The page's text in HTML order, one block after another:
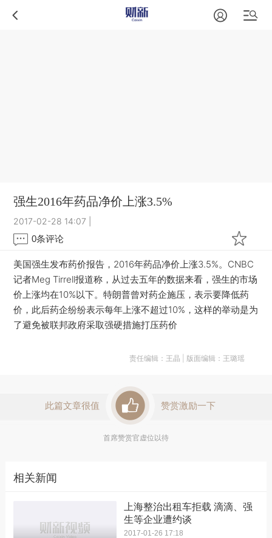
强生2016年药品净价上涨3.5%
2017-02-28 14:07
0条评论
美国强生发布药价报告，2016年药品净价上涨3.5%。CNBC
记者Meg Tirrell报道称，从过去五年的数据来看，强生的市场
价上涨均在10%以下。特朗普曾对药企施压，表示要降低药
价，此后药企纷纷表示每年上涨不超过10%，这样的举动是为
了避免被联邦政府采取强硬措施打压药价
责任编辑：王晶 | 版面编辑：王璐瑶
此篇文章很值 赞赏激励一下
首席赞赏官虚位以待
相关新闻
上海整治出租车拒载 滴滴、强
生等企业遭约谈
2017-01-26 17:18